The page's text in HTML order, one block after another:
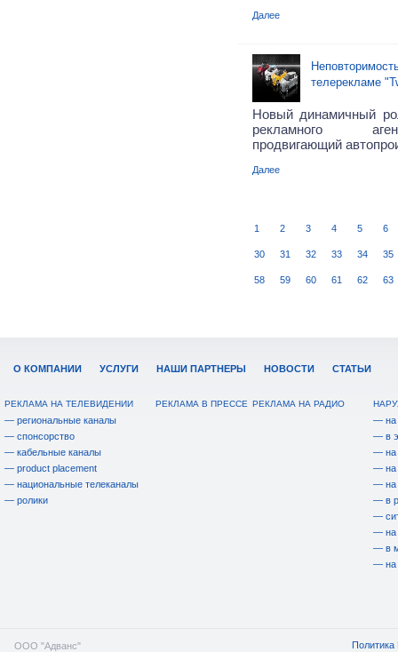
Далее
телерекламе
Новый динамичный
рекламного
продвигающий
Далее
1 2 3 4 5 6
30 31 32 33 34 35
58 59 60 61 62 63
О КОМПАНИИ УСЛУГИ НАШИ ПАРТНЕРЫ НОВОСТИ СТАТЬИ
РЕКЛАМА НА ТЕЛЕВИДЕНИИ
— региональные каналы
— спонсорство
— кабельные каналы
— product placement
— национальные телеканалы
— ролики
РЕКЛАМА В ПРЕССЕ РЕКЛАМА НА РАДИО
— на
— в
— на
— на
— на
— в
—
— на
— в
— на
ООО "Адванс" Политика